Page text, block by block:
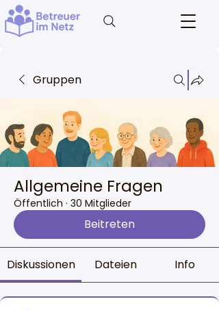
Gruppen
Allgemeine Fragen
Öffentlich · 30 Mitglieder
Beitreten
Diskussionen Dateien Info